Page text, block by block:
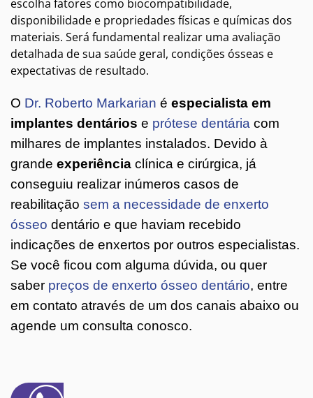
escolha fatores como biocompatibilidade,
disponibilidade e propriedades físicas e químicas dos
materiais. Será fundamental realizar uma avaliação
detalhada de sua saúde geral, condições ósseas e
expectativas de resultado.
O Dr. Roberto Markarian é especialista em
implantes dentários e prótese dentária com
milhares de implantes instalados. Devido à
grande experiência clínica e cirúrgica, já
conseguiu realizar inúmeros casos de
reabilitação sem a necessidade de enxerto
ósseo dentário e que haviam recebido
indicações de enxertos por outros especialistas.
Se você ficou com alguma dúvida, ou quer
saber preços de enxerto ósseo dentário, entre
em contato através de um dos canais abaixo ou
agende um consulta conosco.